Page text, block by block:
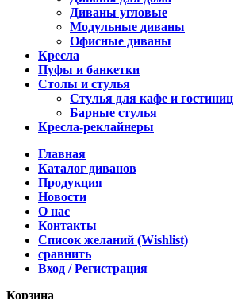
Диваны угловые
Модульные диваны
Офисные диваны
Кресла
Пуфы и банкетки
Столы и стулья
Стулья для кафе и гостиниц
Барные стулья
Кресла-реклайнеры
Главная
Каталог диванов
Продукция
Новости
О нас
Контакты
Список желаний (Wishlist)
сравнить
Вход / Регистрация
Корзина